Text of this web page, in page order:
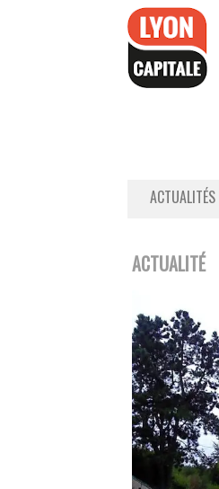
ACTUALITÉS
ACTUALITÉ